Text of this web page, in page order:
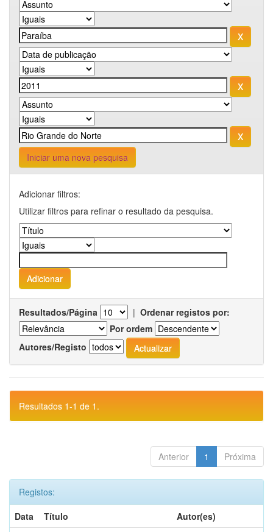
Iniciar uma nova pesquisa
Adicionar filtros:
Utilizar filtros para refinar o resultado da pesquisa.
Resultados/Página | Ordenar registos por:
Por ordem
Autores/Registo
Resultados 1-1 de 1.
Anterior 1 Próxima
Registos:
Data
Título
Autor(es)